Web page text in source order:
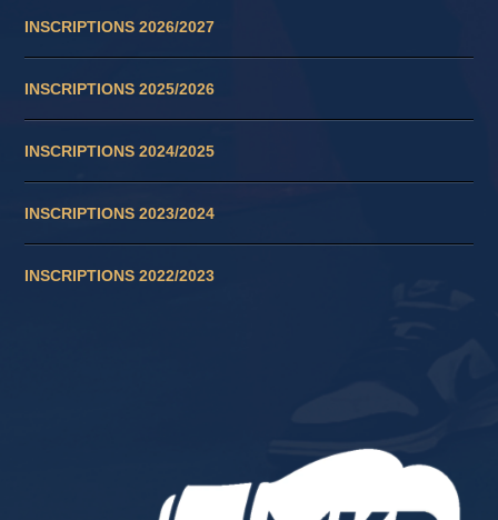
INSCRIPTIONS 2026/2027
INSCRIPTIONS 2025/2026
INSCRIPTIONS 2024/2025
INSCRIPTIONS 2023/2024
INSCRIPTIONS 2022/2023